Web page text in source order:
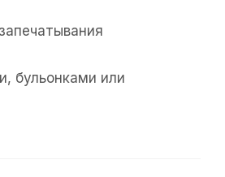
бульонками или